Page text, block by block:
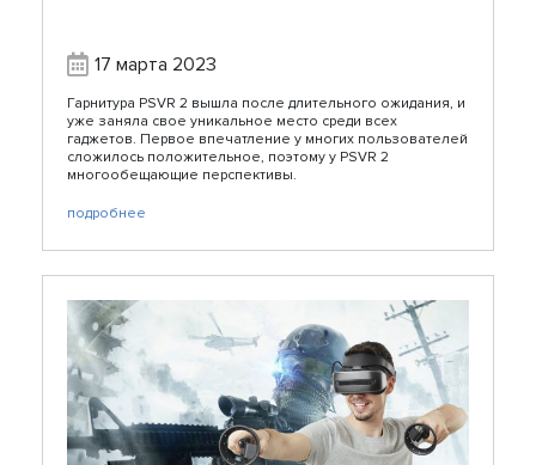
17 марта 2023
Гарнитура PSVR 2 вышла после длительного ожидания, и
уже заняла свое уникальное место среди всех
гаджетов. Первое впечатление у многих пользователей
сложилось положительное, поэтому у PSVR 2
многообещающие перспективы.
подробнее